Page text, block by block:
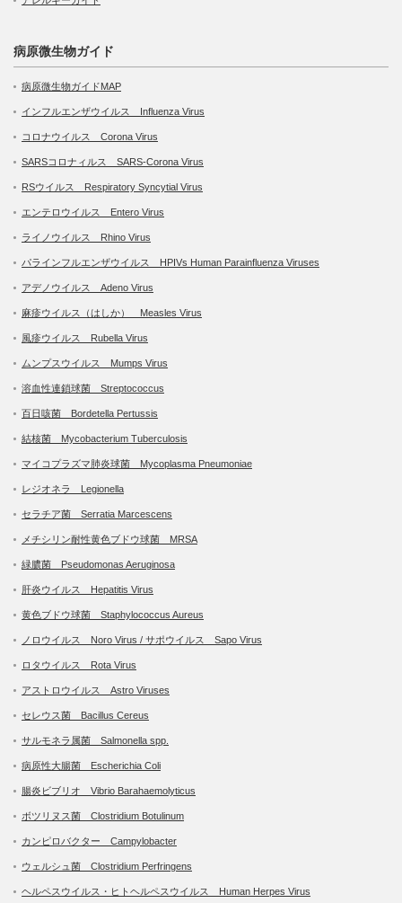
病原微生物ガイド
病原微生物ガイドMAP
インフルエンザウイルス Influenza Virus
コロナウイルス Corona Virus
SARSコロナィルス SARS-Corona Virus
RSウイルス Respiratory Syncytial Virus
エンテロウイルス Entero Virus
ライノウイルス Rhino Virus
パラインフルエンザウイルス HPIVs Human Parainfluenza Viruses
アデノウイルス Adeno Virus
麻疹ウイルス（はしか） Measles Virus
風疹ウイルス Rubella Virus
ムンプスウイルス Mumps Virus
溶血性連鎖球菌 Streptococcus
百日咳菌 Bordetella Pertussis
結核菌 Mycobacterium Tuberculosis
マイコプラズマ肺炎球菌 Mycoplasma Pneumoniae
レジオネラ Legionella
セラチア菌 Serratia Marcescens
メチシリン耐性黄色ブドウ球菌 MRSA
緑膿菌 Pseudomonas Aeruginosa
肝炎ウイルス Hepatitis Virus
黄色ブドウ球菌 Staphylococcus Aureus
ノロウイルス Noro Virus / サポウイルス Sapo Virus
ロタウイルス Rota Virus
アストロウイルス Astro Viruses
セレウス菌 Bacillus Cereus
サルモネラ属菌 Salmonella spp.
病原性大腸菌 Escherichia Coli
腸炎ビブリオ Vibrio Barahaemolyticus
ボツリヌス菌 Clostridium Botulinum
カンピロバクター Campylobacter
ウェルシュ菌 Clostridium Perfringens
ヘルペスウイルス・ヒトヘルペスウイルス Human Herpes Virus